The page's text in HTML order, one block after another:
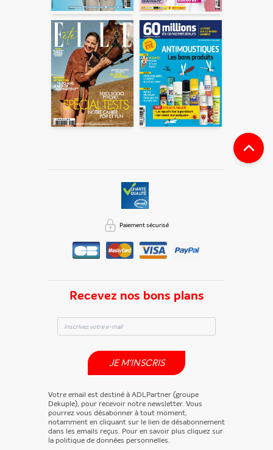
Recevez nos bons plans
JE M'INSCRIS
Votre email est destiné à ADLPartner (groupe
Dekuple), pour recevoir notre newsletter. Vous
pourrez vous désabonner à tout moment,
notamment en cliquant sur le lien de désabonnement
dans les emails reçus. Pour en savoir plus cliquez sur
la politique de données personnelles.
Paiement sécurisé